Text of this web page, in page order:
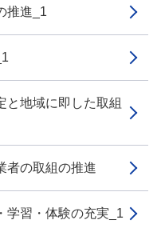
推進_1
地域に即した取組
の取組の推進
習・体験の充実_1